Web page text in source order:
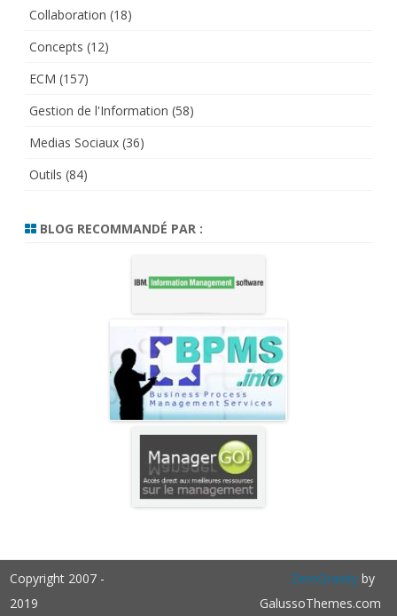
Collaboration (18)
Concepts (12)
ECM (157)
Gestion de l'Information (58)
Medias Sociaux (36)
Outils (84)
BLOG RECOMMANDÉ PAR :
Copyright 2007 -
2019
ZeroGravityby
GalussoThemes.com